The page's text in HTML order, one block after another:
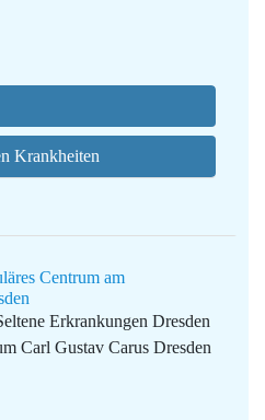
Krankheiten
Centrum am
Erkrankungen Dresden
Carl Gustav Carus Dresden